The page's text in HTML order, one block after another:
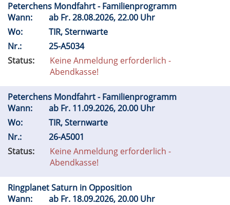
Peterchens Mondfahrt - Familienprogramm
Wann:
ab Fr.28.08.2026, 22.00 Uhr
Wo:
TIR, Sternwarte
Nr.:
25-A5034
Status:
Keine Anmeldung erforderlich -
Abendkasse!
Peterchens Mondfahrt - Familienprogramm
Wann:
ab Fr. 11.09.2026, 20.00 Uhr
Wo:
TIR, Sternwarte
Nr.:
26-A5001
Status:
Keine Anmeldung erforderlich -
Abendkasse!
Ringplanet Saturn in Opposition
Wann:
ab Fr. 18.09.2026, 20.00 Uhr